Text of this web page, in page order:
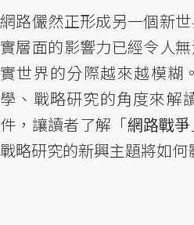
網路儼然正形成另一個新
實層面的影響力已經令人
實世界的分際越來越模糊
學、戰略研究的角度來解
件，讓讀者了解「網路戰爭
戰略研究的新興主題將如何